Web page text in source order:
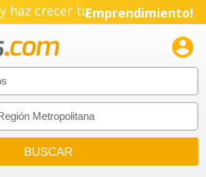
haz crecer tuEmprendimiento!
